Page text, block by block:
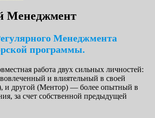
Менеджмент
Менеджмента
программы.
работа двух сильных личностей:
и влиятельный в своей
и другой (Ментор) — более опытный в
за счет собственной предыдущей